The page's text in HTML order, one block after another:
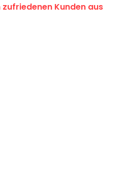
Kunden aus